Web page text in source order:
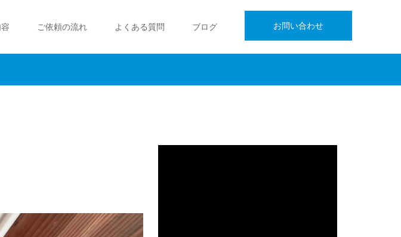
お問い合わせ
ご依頼の流れ よくある質問 ブログ